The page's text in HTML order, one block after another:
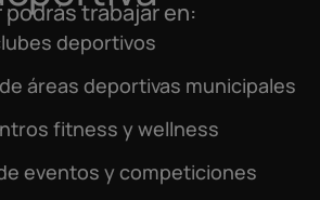
trabajar en:
deportivos
áreas deportivas municipales
fitness y wellness
eventos y competiciones